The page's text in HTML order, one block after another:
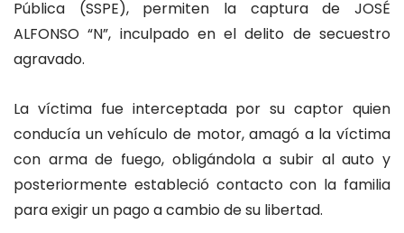
Pública (SSPE), permiten la captura de JOSÉ
ALFONSO “N”, inculpado en el delito de secuestro
agravado.
La víctima fue interceptada por su captor quien
conducía un vehículo de motor, amagó a la víctima
con arma de fuego, obligándola a subir al auto y
posteriormente estableció contacto con la familia
para exigir un pago a cambio de su libertad.